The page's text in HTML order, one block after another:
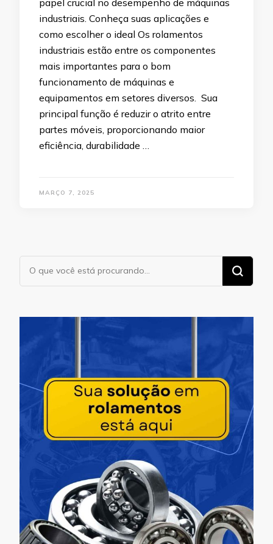
papel crucial no desempenho de máquinas
industriais. Conheça suas aplicações e
como escolher o ideal Os rolamentos
industriais estão entre os componentes
mais importantes para o bom
funcionamento de máquinas e
equipamentos em setores diversos. Sua
principal função é reduzir o atrito entre
partes móveis, proporcionando maior
eficiência, durabilidade …
MARÇO 7, 2025
Procurando
algo?